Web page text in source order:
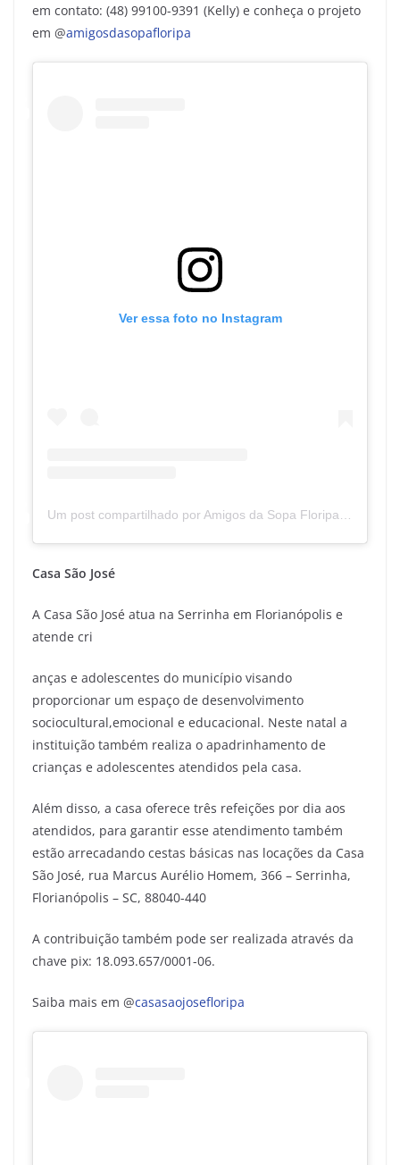
em contato: (48) 99100-9391 (Kelly) e conheça o projeto
em @amigosdasopafloripa
Ver essa foto no Instagram
Um post compartilhado por Amigos da Sopa Floripa (@amigosdasopafloripa)
Casa São José
A Casa São José atua na Serrinha em Florianópolis e
atende cri
anças e adolescentes do município visando
proporcionar um espaço de desenvolvimento
sociocultural,emocional e educacional. Neste natal a
instituição também realiza o apadrinhamento de
crianças e adolescentes atendidos pela casa.
Além disso, a casa oferece três refeições por dia aos
atendidos, para garantir esse atendimento também
estão arrecadando cestas básicas nas locações da Casa
São José, rua Marcus Aurélio Homem, 366 – Serrinha,
Florianópolis – SC, 88040-440
A contribuição também pode ser realizada através da
chave pix: 18.093.657/0001-06.
Saiba mais em @casasaojosefloripa